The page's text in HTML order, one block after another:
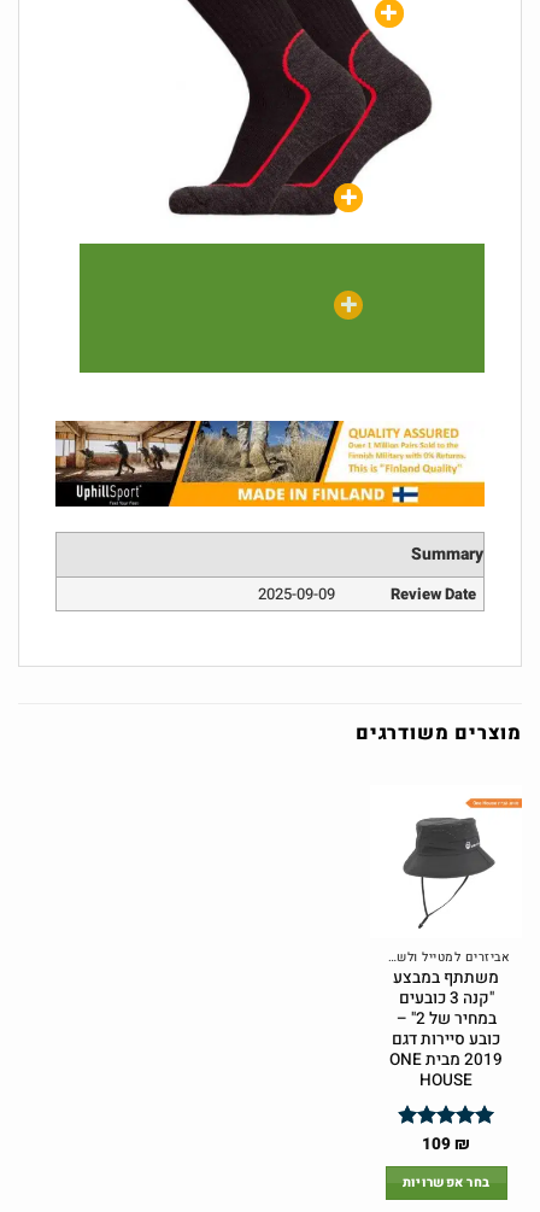
Summary
Review Date
2025-09-09
מוצרים משודרגים
אביזרים למטייל ולשטח
משתתף במבצע
"קנה 3 כובעים
במחיר של 2" –
כובע סיירות דגם
2019 מבית ONE
HOUSE
דורג4.9
מתוך 5
המחיר
היה:
125 ₪.
109₪
הוא:
109 ₪.
בחר אפשרויות